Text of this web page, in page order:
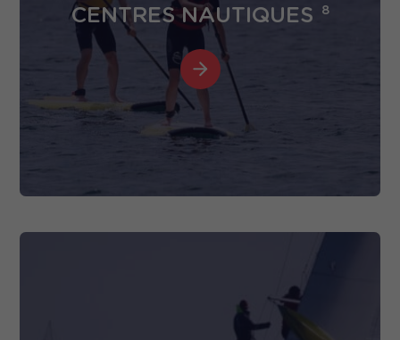
CENTRES NAUTIQUES 8